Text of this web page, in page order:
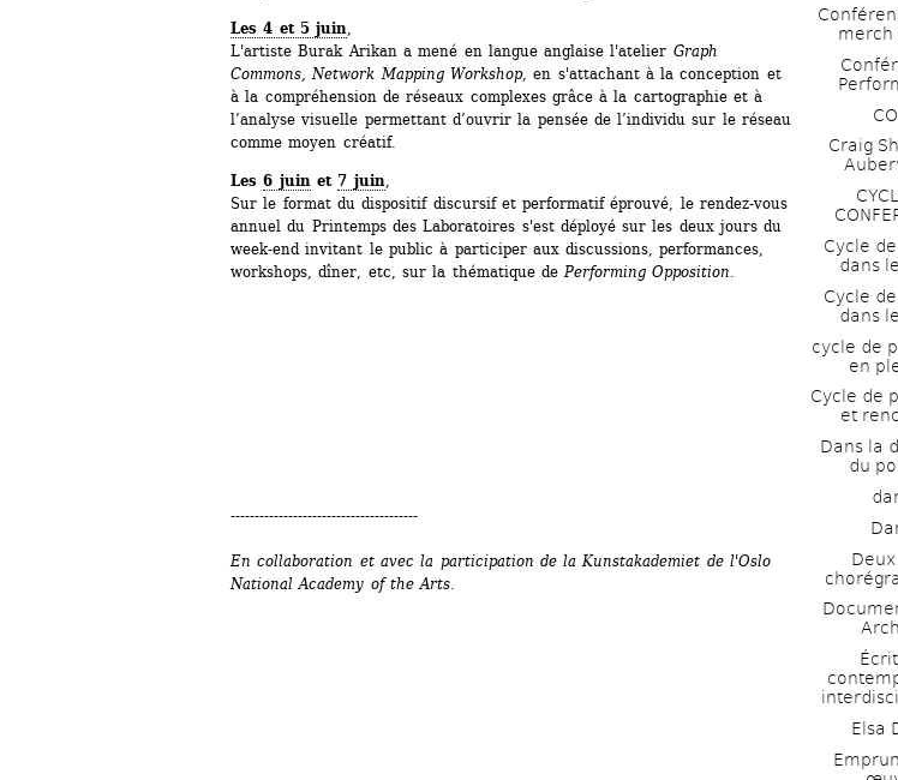
Les 4 et 5 juin
L'artiste Burak Arikan a mené en langue anglaise l'atelier Graph
Commons, Network Mapping Workshop, en s'attachant à la conception et
à la compréhension de réseaux complexes grâce à la cartographie et à
l’analyse visuelle permettant d’ouvrir la pensée de l’individu sur le réseau
comme moyen créatif.
Les 6 juin et 7 juin
Sur le format du dispositif discursif et performatif éprouvé, le rendez-vous
annuel du Printemps des Laboratoires s'est déployé sur les deux jours du
week-end invitant le public à participer aux discussions, performances,
workshops, dîner, etc, sur la thématique de Performing Opposition
---------------------------------------
En collaboration et avec la participation de la Kunstakademiet de l'Oslo
National Academy of the Arts.
merch
Craig
Cycle
dans
Cycle
dans
cycle de
en
Cycle de
et
Dans la
du
Elsa